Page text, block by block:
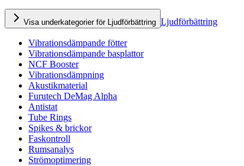
Visa underkategorier för Ljudförbättring Ljudförbättring
Vibrationsdämpande fötter
Vibrationsdämpande basplattor
NCF Booster
Vibrationsdämpning
Akustikmaterial
Furutech DeMag Alpha
Antistat
Tube Rings
Spikes & brickor
Faskontroll
Rumsanalys
Strömoptimering